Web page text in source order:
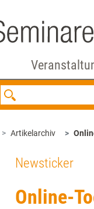
Artikelarchiv
Newsticker
Online-